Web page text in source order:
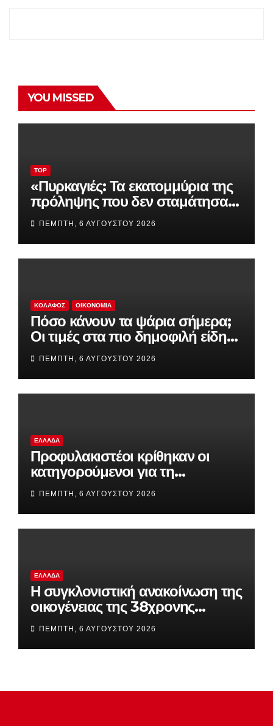
YOU MISSED
TOP
«Πυρκαγιές: Τα εκατομμύρια της
πρόληψης που δεν σταμάτησαν
την καταστροφή – Τι απέγιναν
drones, δορυφόροι και
συστήματα έγκαιρης
προειδοποίησης»
ΠΈΜΠΤΗ, 6 ΑΥΓΟΎΣΤΟΥ 2026
ΚΟΛΑΦΟΣ ΟΙΚΟΝΟΜΊΑ
Πόσο κάνουν τα ψάρια σήμερα;
Οι τιμές στα πιο δημοφιλή είδη
της αγοράς
ΠΈΜΠΤΗ, 6 ΑΥΓΟΎΣΤΟΥ 2026
ΕΛΛΆΔΑ
Προφυλακιστέοι κρίθηκαν οι
κατηγορούμενοι για τη
δολοφονία του 58χρονου
ψυχολόγου στην Αργολίδα
ΠΈΜΠΤΗ, 6 ΑΥΓΟΎΣΤΟΥ 2026
ΕΛΛΆΔΑ
Η συγκλονιστική ανακοίνωση της
οικογένειας της 38χρονης
Βρετανίδας που βρέθηκε νεκρή
στην Κυψέλη
ΠΈΜΠΤΗ, 6 ΑΥΓΟΎΣΤΟΥ 2026